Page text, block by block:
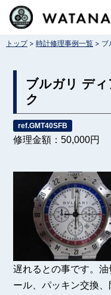
コ
テトップ> 時計修理事例一覧 > ブ
ブルガリ デ
ク
ref.GMT40SFB
修理金額：50,000円
遅れるとの事です。
ール、パッキン交換